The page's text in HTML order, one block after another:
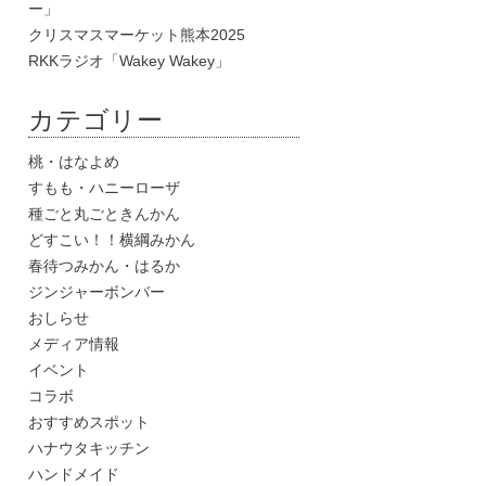
ー」
クリスマスマーケット熊本2025
RKKラジオ「Wakey Wakey」
カテゴリー
桃・はなよめ
すもも・ハニーローザ
種ごと丸ごときんかん
どすこい！！横綱みかん
春待つみかん・はるか
ジンジャーボンバー
おしらせ
メディア情報
イベント
コラボ
おすすめスポット
ハナウタキッチン
ハンドメイド